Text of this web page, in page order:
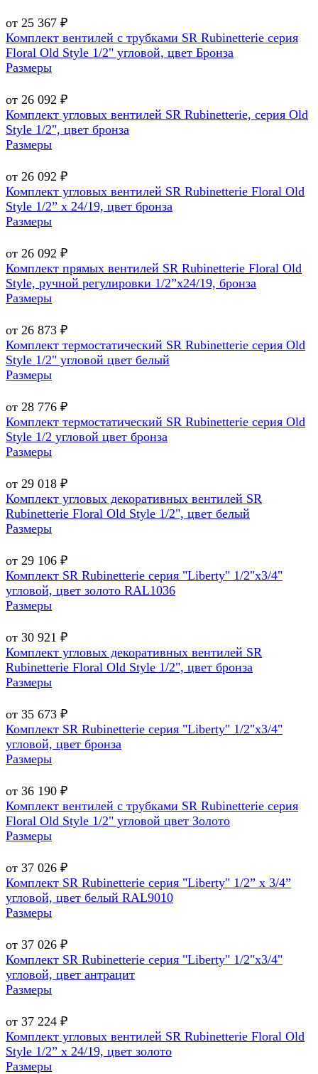
от 25 367 ₽
Комплект вентилей с трубками SR Rubinetterie серия
Floral Old Style 1/2" угловой, цвет Бронза
Размеры
от 26 092 ₽
Комплект угловых вентилей SR Rubinetterie, серия Old
Style 1/2", цвет бронза
Размеры
от 26 092 ₽
Комплект угловых вентилей SR Rubinetterie Floral Old
Style 1/2” x 24/19, цвет бронза
Размеры
от 26 092 ₽
Комплект прямых вентилей SR Rubinetterie Floral Old
Style, ручной регулировки 1/2”x24/19, бронза
Размеры
от 26 873 ₽
Комплект термостатический SR Rubinetterie серия Old
Style 1/2" угловой цвет белый
Размеры
от 28 776 ₽
Комплект термостатический SR Rubinetterie серия Old
Style 1/2 угловой цвет бронза
Размеры
от 29 018 ₽
Комплект угловых декоративных вентилей SR
Rubinetterie Floral Old Style 1/2", цвет белый
Размеры
от 29 106 ₽
Комплект SR Rubinetterie серия "Liberty" 1/2"х3/4"
угловой, цвет золото RAL1036
Размеры
от 30 921 ₽
Комплект угловых декоративных вентилей SR
Rubinetterie Floral Old Style 1/2", цвет бронза
Размеры
от 35 673 ₽
Комплект SR Rubinetterie серия "Liberty" 1/2"х3/4"
угловой, цвет бронза
Размеры
от 36 190 ₽
Комплект вентилей с трубками SR Rubinetterie серия
Floral Old Style 1/2" угловой цвет Золото
Размеры
от 37 026 ₽
Комплект SR Rubinetterie серия "Liberty" 1/2” x 3/4”
угловой, цвет белый RAL9010
Размеры
от 37 026 ₽
Комплект SR Rubinetterie серия "Liberty" 1/2"х3/4"
угловой, цвет антрацит
Размеры
от 37 224 ₽
Комплект угловых вентилей SR Rubinetterie Floral Old
Style 1/2” x 24/19, цвет золото
Размеры